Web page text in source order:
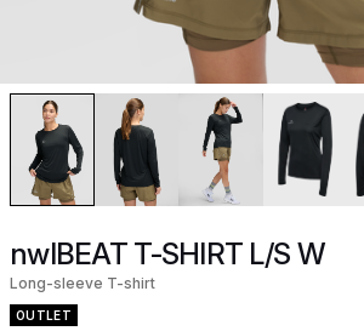
nwlBEAT T-SHIRT L/S W
Long-sleeve T-shirt
OUTLET